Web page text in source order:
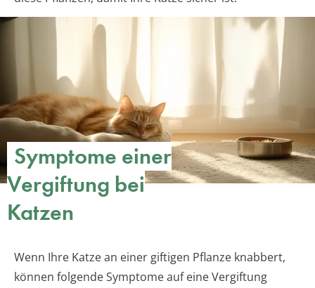
Symptome einer
Vergiftung bei
Katzen
Wenn Ihre Katze an einer giftigen Pflanze knabbert,
können folgende Symptome auf eine Vergiftung